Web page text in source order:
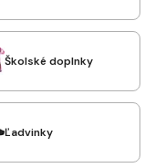
Školské doplnky
Ľadvinky